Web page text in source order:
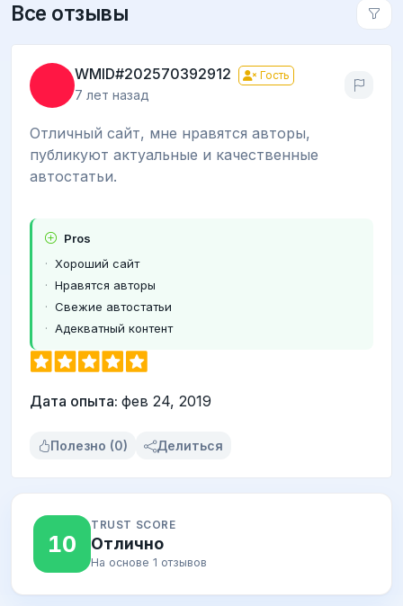
Все отзывы
WMID#202570392912 Гость
7 лет назад
Отличный сайт, мне нравятся авторы,
публикуют актуальные и качественные
автостатьи.
Pros
Хороший сайт
Нравятся авторы
Свежие автостатьи
Адекватный контент
Дата опыта: фев 24, 2019
Полезно (0) Делиться
10
TRUST SCORE
Отлично
На основе 1 отзывов